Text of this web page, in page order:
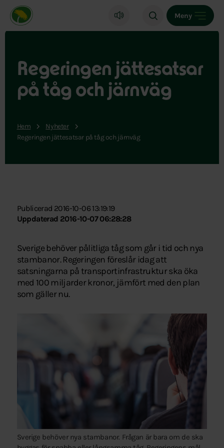
Miljöpartiet de gröna, startsida
Meny
Regeringen jättesatsar
på tåg och järnväg
Hem
Nyheter
Regeringen jättesatsar på tåg och järnväg
Publicerad 2016-10-06 13:19:19
Uppdaterad 2016-10-07 06:28:28
Sverige behöver pålitliga tåg som går i tid och nya
stambanor. Regeringen föreslår idag att
satsningarna på transportinfrastruktur ska öka
med 100 miljarder kronor, jämfört med den plan
som gäller nu.
Sverige behöver nya stambanor. Frågan är bara om de ska